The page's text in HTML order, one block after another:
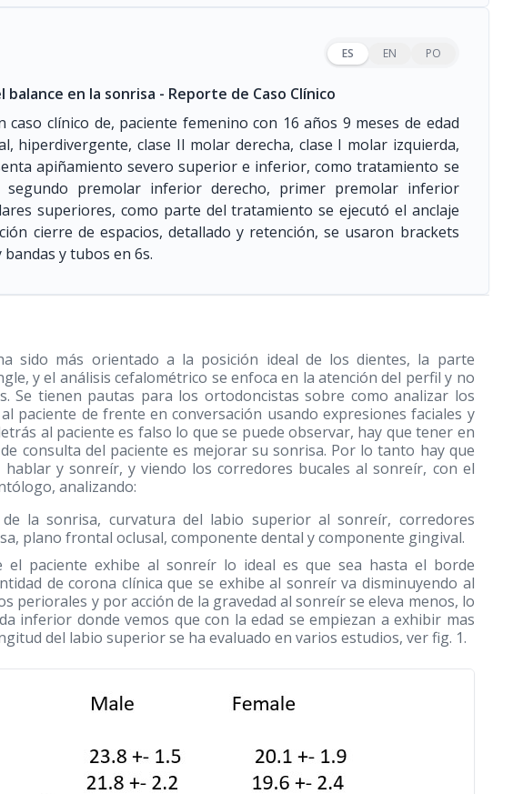
ES EN PO
en la sonrisa - Reporte de Caso Clínico
clínico de, paciente femenino con 16 años 9 meses de edad
hiperdivergente, clase II molar derecha, clase I molar izquierda,
apiñamiento severo superior e inferior, como tratamiento se
premolar inferior derecho, primer premolar inferior
superiores, como parte del tratamiento se ejecutó el anclaje
cierre de espacios, detallado y retención, se usaron brackets
y tubos en 6s.
sido más orientado a la posición ideal de los dientes, la parte
y el análisis cefalométrico se enfoca en la atención del perfil y no
Se tienen pautas para los ortodoncistas sobre como analizar los
paciente de frente en conversación usando expresiones faciales y
al paciente es falso lo que se puede observar, hay que tener en
consulta del paciente es mejorar su sonrisa. Por lo tanto hay que
y sonreír, y viendo los corredores bucales al sonreír, con el
analizando:
la sonrisa, curvatura del labio superior al sonreír, corredores
plano frontal oclusal, componente dental y componente gingival.
el paciente exhibe al sonreír lo ideal es que sea hasta el borde
de corona clínica que se exhibe al sonreír va disminuyendo al
periorales y por acción de la gravedad al sonreír se eleva menos, lo
inferior donde vemos que con la edad se empiezan a exhibir mas
del labio superior se ha evaluado en varios estudios, ver fig. 1.